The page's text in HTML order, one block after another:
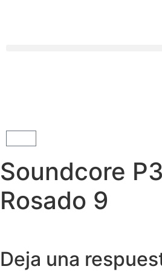
Soundcore
Rosado 9
Deja una